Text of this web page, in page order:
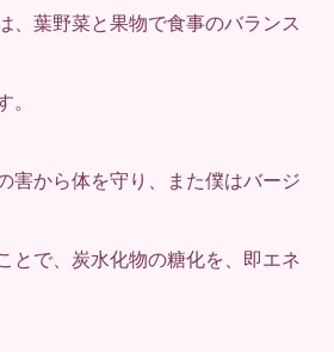
、葉野菜と果物で食事のバランス
。
害から体を守り、また僕はバージ
とで、炭水化物の糖化を、即エネ